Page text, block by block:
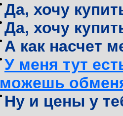
Да, хочу
Да, хочу
А как насчет
У меня тут
можешь
Ну и цены у